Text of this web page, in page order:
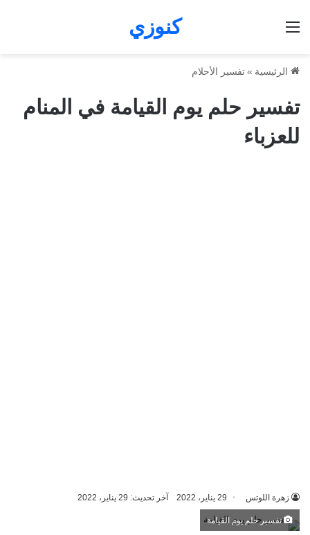
كنوزي
الرئيسية »تفسير الأحلام
تفسير حلم يوم القيامة في المنام
للعزباء
زهرة اللوتس 29 يناير، 2022 آخر تحديث: 29 يناير، 2022
تفسير حلم يوم القيامة